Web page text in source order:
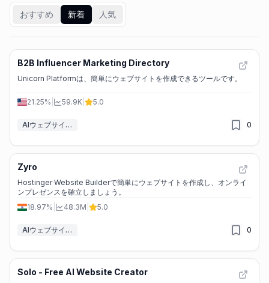
おすすめ
新着 人気
B2B Influencer Marketing Directory
Unicorn Platformは、簡単にウェブサイトを作成できるツールです。
21.25% 59.9K 5.0
AIウェブサイトデザイナー 0
Zyro
Hostinger Website Builderで簡単にウェブサイトを作成し、オンライ
ンプレゼンスを確立しましょう。
18.97%
48.3M 5.0
AIウェブサイトデザイナー 0
Solo - Free AI Website Creator